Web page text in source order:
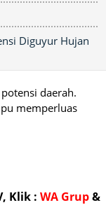
Diguyur Hujan
daerah.
memperluas
Klik : WA Grup&